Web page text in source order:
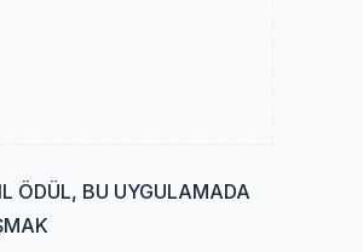
ÖDÜL, BU UYGULAMADA